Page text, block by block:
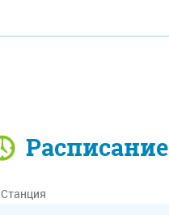
Расписание
Станция